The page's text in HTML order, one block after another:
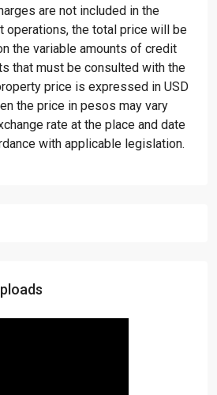
are not included in the
operations, the total price will be
the variable amounts of credit
that must be consulted with the
price is expressed in USD
the price in pesos may vary
rate at the place and date
with applicable legislation.